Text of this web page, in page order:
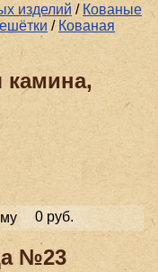
изделий / Кованые
/ Кованая
0 руб.
№23